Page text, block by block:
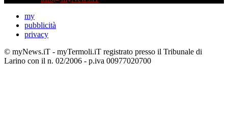
my
pubblicità
privacy
© myNews.iT - myTermoli.iT registrato presso il Tribunale di
Larino con il n. 02/2006 - p.iva 00977020700